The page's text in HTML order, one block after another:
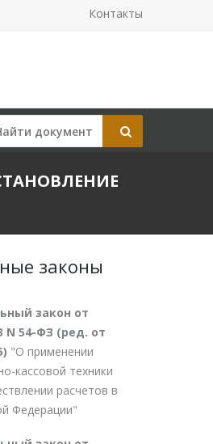
Контакты
законы
закон от
N 54-ФЗ (ред. от
"О применении
кассовой техники
расчетов в
Федерации"